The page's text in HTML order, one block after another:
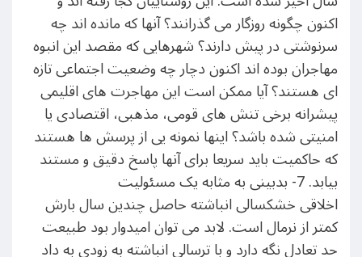
اکنون چگونه روزگار می گذرانند؟ آنها که مانده اند چه
سرنوشتی در پیش دارند؟ شهرهایی که مقصد این انبوه
مهاجران بوده اند اکنون دچار چه وضعیت اجتماعی تازه
ای هستند؟ آیا ممکن است این مهاجرت های اقلیمی
پیشرانه برخی تنش های قومی، مذهبی، اقتصادی یا
امنیتی شده باشد؟ اینها نمونه یی از پرسش ها هستند
که حاکمیت باید سریعا برای آنها پاسخ دقیق و مستند
بیابد. 7- بدبینی به مثابه یک مسئولیت
اخلاقی خشکسالی انباشته حاصل چندین سال بارش
کمتر از نرمال است. لابد می توان امیدوار بود طبیعت
حد تعادل نگه دارد و با ترسالی انباشته به زودی به داد